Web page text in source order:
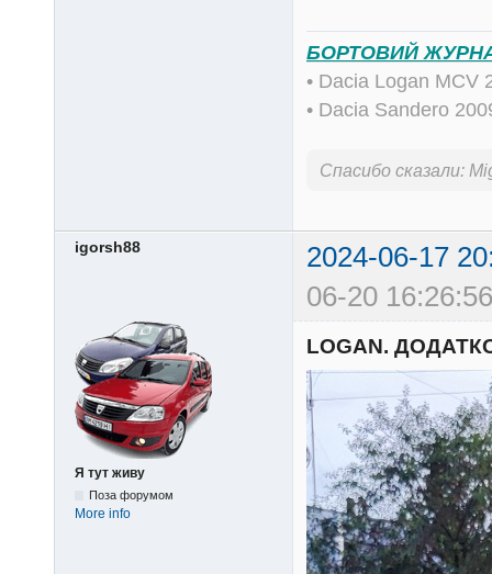
БОРТОВИЙ
• Dacia Logan
• Dacia Sandero
Спасибо сказали:
igorsh88
2024-06-17
06-20
Я тут живу
Поза форумом
More info
LOGAN.